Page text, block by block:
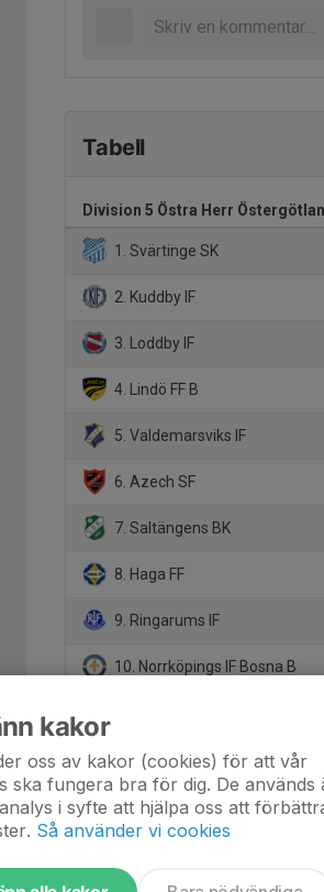
Tabell
Division 5 Östra Herr
1. Svärtinge SK
2. Kuddby IF
3. Loddby IF
4. Lindö FF B
5. Valdemarsviks IF
6. Azech SF
7. Saltängens BK
8. Haga FF
9. Ringarums IF
10. Norrköpings IF Bosna B
12. Krokeks IF B
kakor
oss av kakor (cookies) för att vår
ska fungera bra för dig. De används
i syfte att hjälpa oss att
Så använder vi cookies